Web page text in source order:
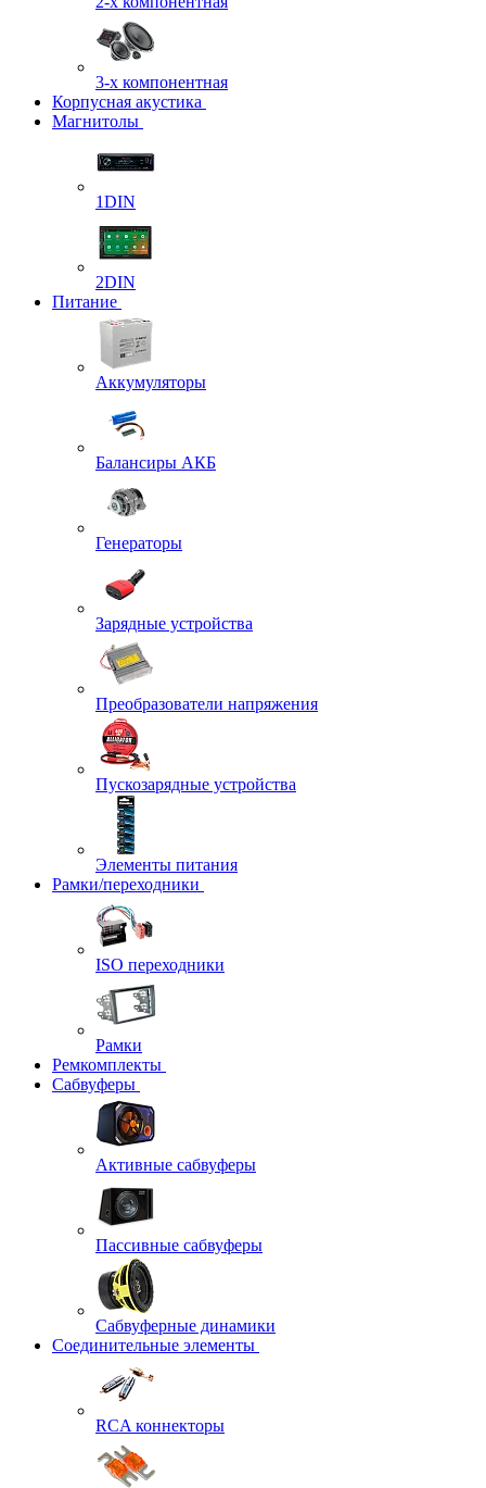
3-х компонентная
Корпусная акустика
Магнитолы
1DIN
2DIN
Питание
Аккумуляторы
Балансиры АКБ
Генераторы
Зарядные устройства
Преобразователи напряжения
Пускозарядные устройства
Элементы питания
Рамки/переходники
ISO переходники
Рамки
Ремкомплекты
Сабвуферы
Активные сабвуферы
Пассивные сабвуферы
Сабвуферные динамики
Соединительные элементы
RCA коннекторы